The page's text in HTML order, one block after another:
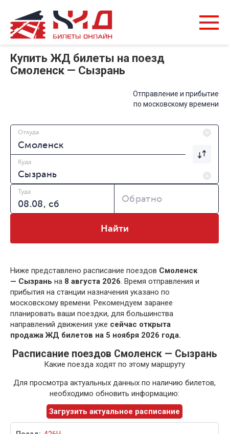
Купить ЖД билеты на поезд
Смоленск — Сызрань
Отправление и прибытие
по московскому времени
Откуда
Куда
Туда
Обратно
Найти
Ниже представлено расписание поездов Смоленск
— Сызрань на 8 августа 2026. Время отправления и
прибытия на станции назначения указано по
московскому времени. Рекомендуем заранее
планировать ваши поездки, для большинства
направлений движения уже сейчас открыта
продажа ЖД билетов на 5 ноября 2026 года.
Расписание поездов Смоленск — Сызрань
Какие поезда ходят по этому маршруту
Для просмотра актуальных данных по наличию билетов,
необходимо обновить информацию:
Загрузить актуальное расписание